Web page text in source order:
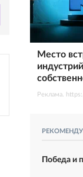
Место
Реклама.
Победа и